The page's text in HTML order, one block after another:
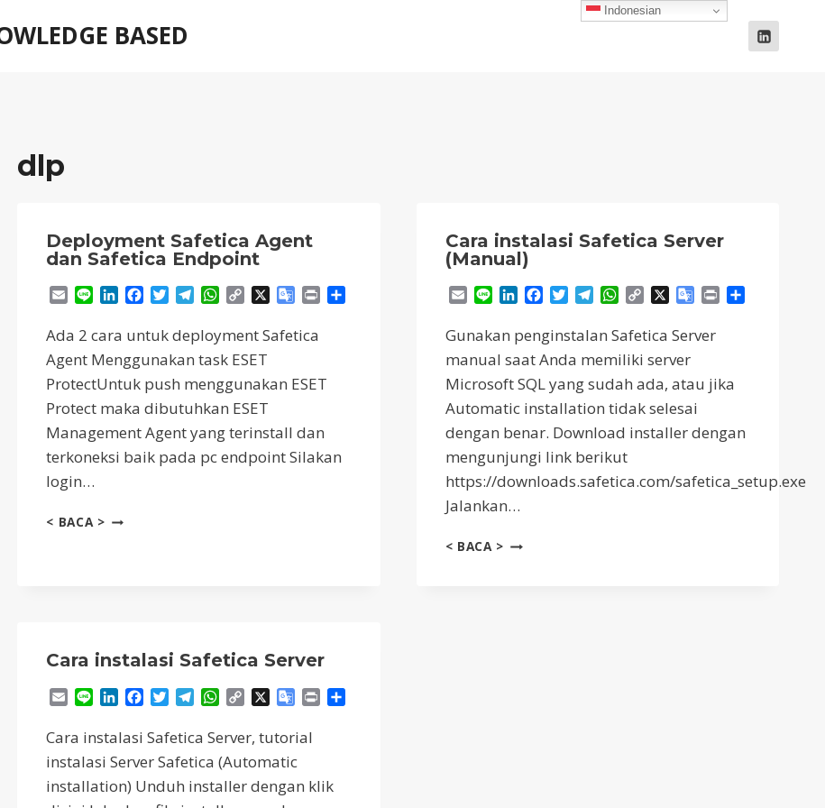
BASED
dlp
Deployment Safetica Agent
dan Safetica Endpoint
EmailLine LinkedInFacebook
TwitterTelegram
WhatsApp
Copy
Google
Print
Ada 2 cara untuk deployment Safetica
Agent Menggunakan task ESET
ProtectUntuk push menggunakan ESET
Protect maka dibutuhkan ESET
Management Agent yang terinstall dan
terkoneksi baik pada pc endpoint Silakan
login…
< BACA >DEPLOYMENT
Cara instalasi Safetica Server
(Manual)
EmailLine LinkedInFacebook
TwitterTelegram
WhatsApp
Copy
Google
Print
Gunakan penginstalan Safetica Server
manual saat Anda memiliki server
Microsoft SQL yang sudah ada, atau jika
Automatic installation tidak selesai
dengan benar. Download installer dengan
mengunjungi link berikut
https://downloads.safetica.com/safetica_setup.exe
Jalankan…
< BACA > CARA
Cara instalasi Safetica Server
EmailLine LinkedInFacebook
TwitterTelegram
WhatsApp
Copy
Google
Print
Cara instalasi Safetica Server, tutorial
instalasi Server Safetica (Automatic
installation) Unduh installer dengan klik
Indonesian